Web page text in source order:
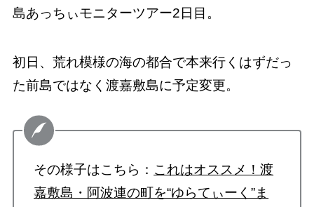
島あっちぃモニターツアー2日目。
初日、荒れ模様の海の都合で本来行くはずだっ
た前島ではなく渡嘉敷島に予定変更。
その様子はこちら： これはオススメ！渡
嘉敷島・阿波連の町を“ゆらてぃーく”ま